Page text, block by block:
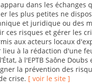
dans les échanges
les plus petites ne
et juridique ou des
ces risques et gérer les
aux acteurs locaux
lieu à la rédaction d'une
à l'EPTB Saône Doubs
la prévention des
crise. [ voir le site ]